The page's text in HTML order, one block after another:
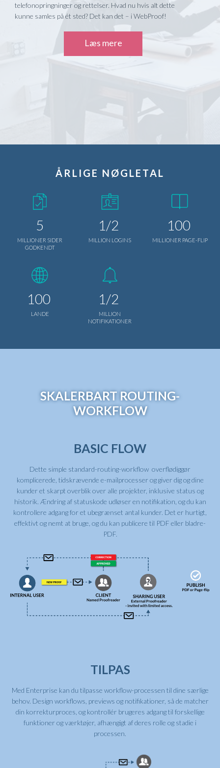
telefonopringninger og rettelser. Hvad nu hvis alt dette
kunne samles på ét sted? Det kan det – i WebProof!
Læs mere
ÅRLIGE NØGLETAL
5
MILLIONER SIDER
GODKENDT
1/2
MILLION LOGINS
100
MILLIONER PAGE-FLIP
100
LANDE
1/2
MILLION
NOTIFIKATIONER
SKALERBART ROUTING-
WORKFLOW
BASIC FLOW
Dette simple standard-routing-workflow overflødiggør
komplicerede, tidskrævende e-mailprocesser og giver dig og dine
kunder et skarpt overblik over alle projekter, inklusive status og
historik. Ændring af statuskode udløser en notifikation, og du kan
kontrollere adgang for et ubegrænset antal kunder. Det er hurtigt,
effektivt og nemt at bruge, og du kan publicere til PDF eller bladre-
PDF.
TILPAS
Med Enterprise kan du tilpasse workflow-processen til dine særlige
behov. Design workflows, previews og notifikationer, så de matcher
din korrekturproces, og kontrollér brugeres adgang til forskellige
funktioner og værktøjer, afhængigt af deres rolle og stadie i
processen.